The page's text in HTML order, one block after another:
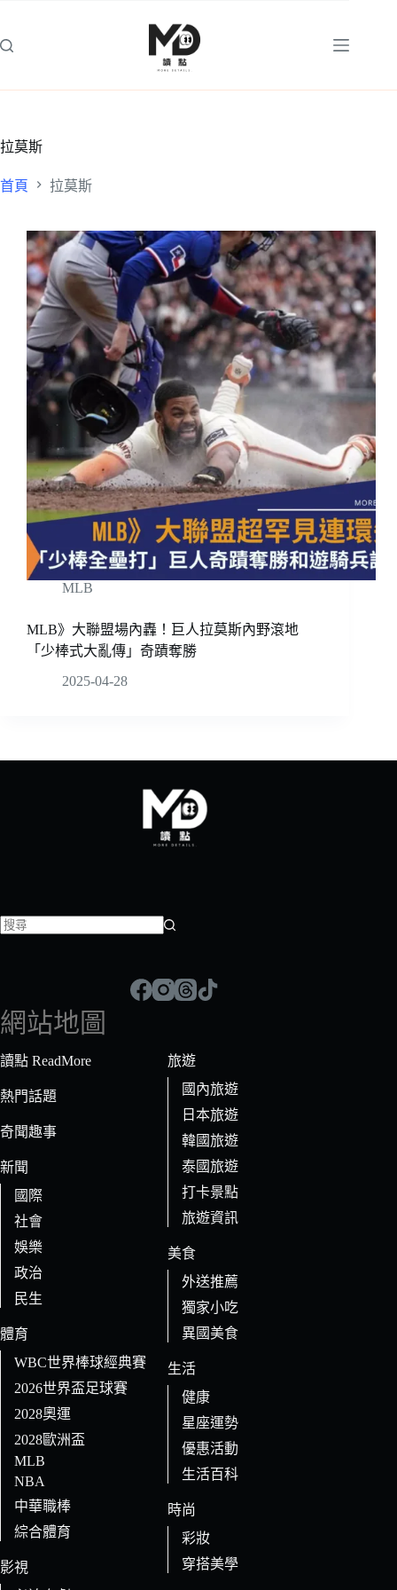
主
拉莫斯
首頁 拉莫斯
MLB
MLB》大聯盟場內轟！巨人拉莫斯內野滾地
「少棒式大亂傳」奇蹟奪勝
2025-04-28
符
合
條
的
果
網站地圖
讀點 ReadMore
熱門話題
奇聞趣事
新聞
國際
社會
娛樂
政治
民生
體育
WBC世界棒球經典賽
2026世界盃足球賽
2028奧運
2028歐洲盃
MLB
NBA
中華職棒
綜合體育
影視
旅遊
國內旅遊
日本旅遊
韓國旅遊
泰國旅遊
打卡景點
旅遊資訊
美食
外送推薦
獨家小吃
異國美食
生活
健康
星座運勢
優惠活動
生活百科
時尚
彩妝
穿搭美學